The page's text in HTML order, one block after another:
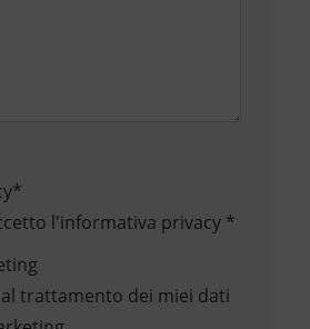
*
l'informativa privacy*
trattamento dei miei dati